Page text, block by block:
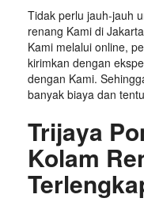
Tidak perlu jauh-jauh
renang Kami di
Kami melalui online,
kirimkan dengan
dengan Kami.
banyak biaya dan
Trijaya
Kolam